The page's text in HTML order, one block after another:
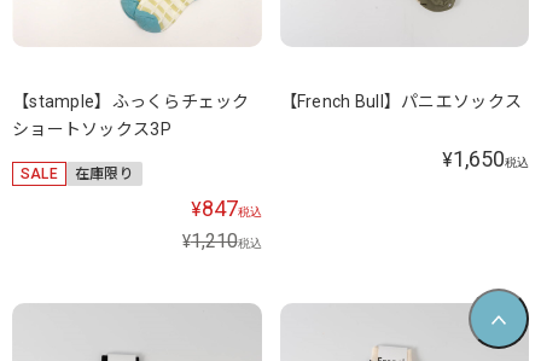
【stample】ふっくらチェック
ショートソックス3P
SALE 在庫限り
¥847税込
¥1,210税込
【French Bull】パニエソックス
¥1,650税込